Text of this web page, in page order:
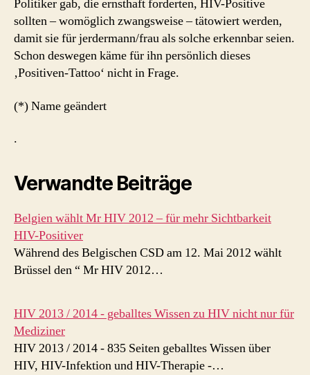
Politiker gab, die ernsthaft forderten, HIV-Positive
sollten – womöglich zwangsweise – tätowiert werden,
damit sie für jerdermann/frau als solche erkennbar seien.
Schon deswegen käme für ihn persönlich dieses
‚Positiven-Tattoo‘ nicht in Frage.
(*) Name geändert
.
Verwandte Beiträge
Belgien wählt Mr HIV 2012 – für mehr Sichtbarkeit
HIV-Positiver
Während des Belgischen CSD am 12. Mai 2012 wählt
Brüssel den “ Mr HIV 2012…
HIV 2013 / 2014 - geballtes Wissen zu HIV nicht nur für
Mediziner
HIV 2013 / 2014 - 835 Seiten geballtes Wissen über
HIV, HIV-Infektion und HIV-Therapie -…